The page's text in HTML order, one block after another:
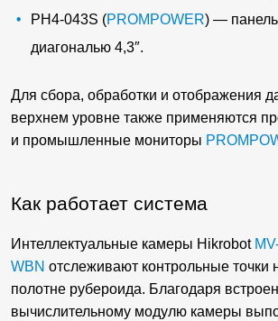
PH4-043S (PROMPOWER) —
диагональю 4,3″.
Для сбора, обработки и отображения
верхнем уровне также применяются
и промышленные мониторы
Как работает система
Интеллектуальные камеры Hikrobot
WBN отслеживают контрольные
полотне рубероида. Благодаря
вычислительному модулю камеры